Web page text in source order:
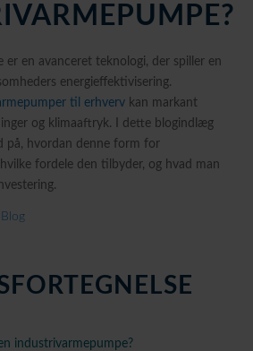
er en avanceret teknologi, der spiller en
energieffektivisering.
til erhverv kan markant
og klimaaftryk. I dette blogindlæg
på, hvordan denne form for
fordele den tilbyder, og hvad man
Blog
industrivarmepumpe?